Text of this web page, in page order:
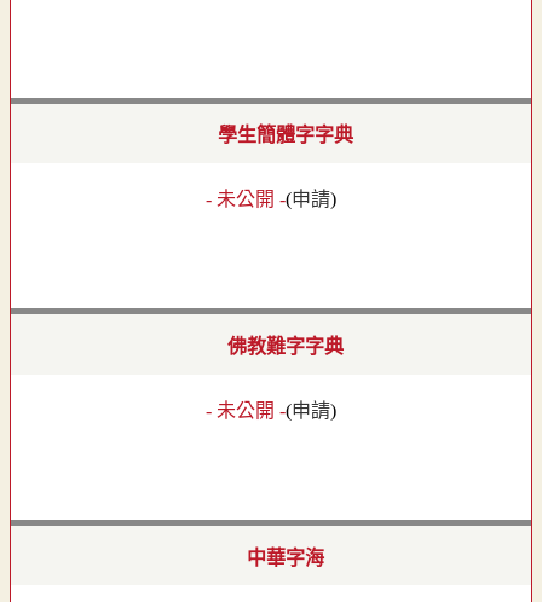
學生簡體字字典
- 未公開 -(申請)
佛教難字字典
- 未公開 -(申請)
中華字海